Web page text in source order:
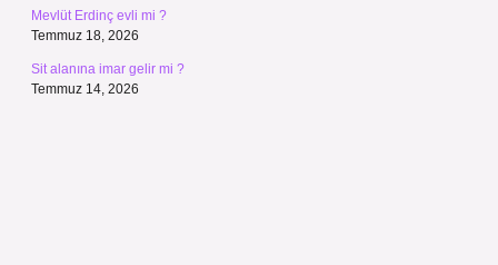
Mevlüt Erdinç evli mi ?
Temmuz 18, 2026
Sit alanına imar gelir mi ?
Temmuz 14, 2026